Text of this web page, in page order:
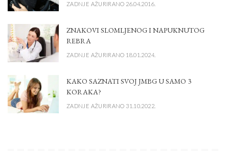
ZADNJE AŽURIRANO 26.04.2016.
ZNAKOVI SLOMLJENOG I NAPUKNUTOG
REBRA
ZADNJE AŽURIRANO 18.01.2024.
KAKO SAZNATI SVOJ JMBG U SAMO 3
KORAKA?
ZADNJE AŽURIRANO 31.10.2022.